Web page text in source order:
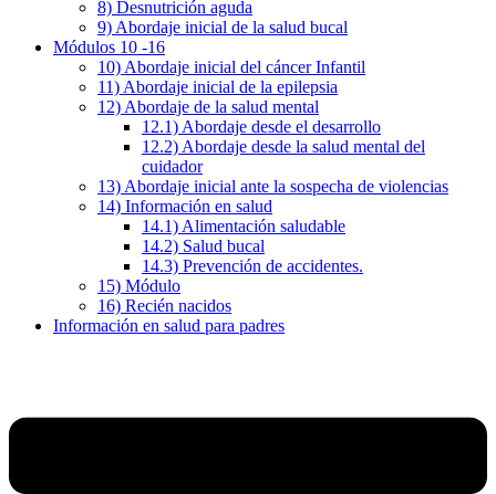
8) Desnutrición aguda
9) Abordaje inicial de la salud bucal
Módulos 10 -16
10) Abordaje inicial del cáncer Infantil
11) Abordaje inicial de la epilepsia
12) Abordaje de la salud mental
12.1) Abordaje desde el desarrollo
12.2) Abordaje desde la salud mental del
cuidador
13) Abordaje inicial ante la sospecha de violencias
14) Información en salud
14.1) Alimentación saludable
14.2) Salud bucal
14.3) Prevención de accidentes.
15) Módulo
16) Recién nacidos
Información en salud para padres